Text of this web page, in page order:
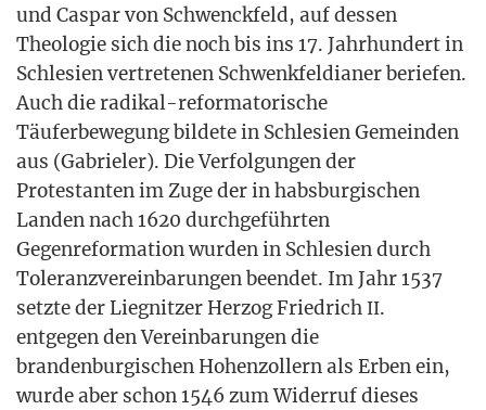
und Cas­par von Schwenck­feld, auf des­sen
Theo­lo­gie sich die noch bis ins 17. Jahr­hun­dert in
Schle­si­en ver­tre­te­nen Schwenk­fel­dia­ner berie­fen.
Auch die radi­kal-refor­ma­to­ri­sche
Täu­fer­be­we­gung bil­de­te in Schle­si­en Gemein­den
aus (Gabrie­ler). Die Ver­fol­gun­gen der
Pro­tes­tan­ten im Zuge der in habs­bur­gi­schen
Lan­den nach 1620 durch­ge­führ­ten
Gegen­re­for­ma­ti­on wur­den in Schle­si­en durch
Tole­ranz­ver­ein­ba­run­gen been­det. Im Jahr 1537
setz­te der Lie­gnit­zer Her­zog Fried­rich II.
ent­ge­gen den Ver­ein­ba­run­gen die
bran­den­bur­gi­schen Hohen­zol­lern als Erben ein,
wur­de aber schon 1546 zum Wider­ruf die­ses